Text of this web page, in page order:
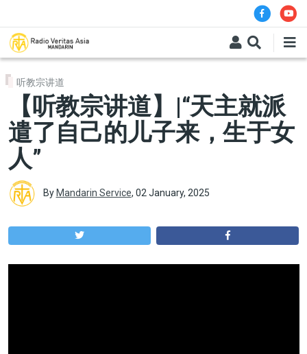
听教宗讲道
【听教宗讲道】|“天主就派
遣了自己的儿子来，生于女
人”
By Mandarin Service, 02 January, 2025